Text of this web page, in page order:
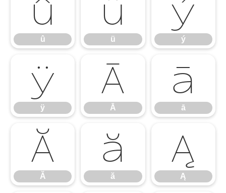
û
û
ü
ü
ý
ý
ÿ
ÿ
Ā
Ā
ā
ā
Ă
Ă
ă
ă
Ą
Ą